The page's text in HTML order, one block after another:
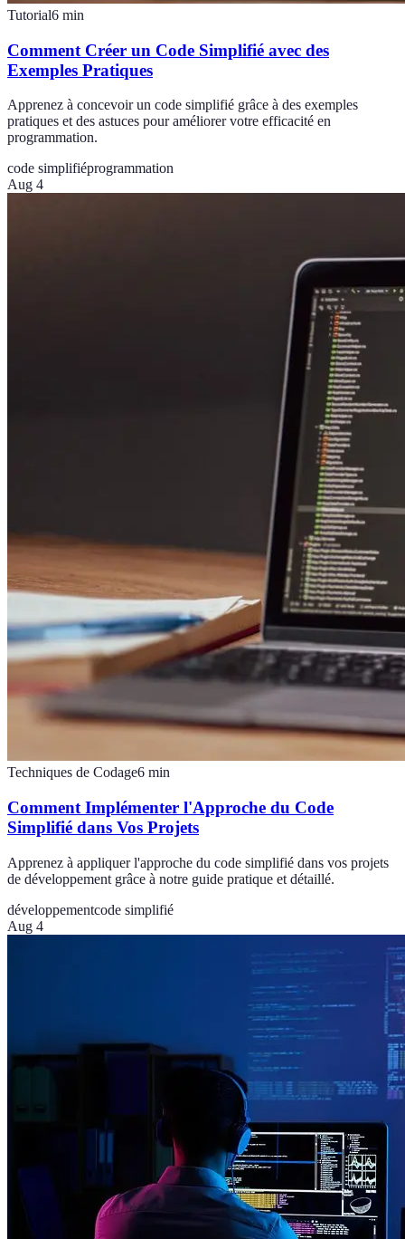
Tutorial6 min
Comment Créer un Code Simplifié avec des
Exemples Pratiques
Apprenez à concevoir un code simplifié grâce à des exemples
pratiques et des astuces pour améliorer votre efficacité en
programmation.
code simplifiéprogrammation
Aug 4
Techniques de Codage6 min
Comment Implémenter l'Approche du Code
Simplifié dans Vos Projets
Apprenez à appliquer l'approche du code simplifié dans vos projets
de développement grâce à notre guide pratique et détaillé.
développementcode simplifié
Aug 4